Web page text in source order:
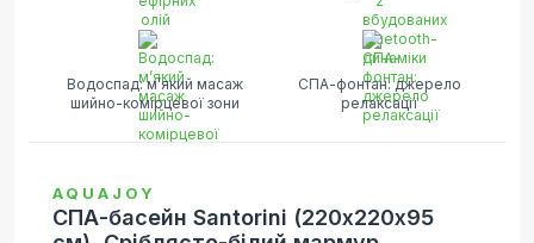
Водоспад: м’який масаж
шийно-комірцевої зони
СПА-фонтан: джерело
релаксації
AQUAJOY
СПА-басейн Santorini (220х220х95